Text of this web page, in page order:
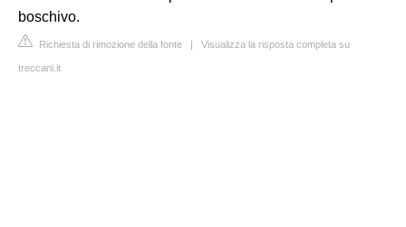
boschivo.
Richiesta di rimozione della fonte | Visualizza la risposta completa su
treccani.it